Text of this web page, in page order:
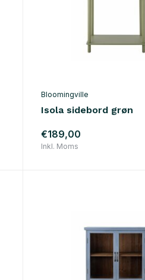
Bloomingville
Isola sidebord grøn
€189,00
Inkl. Moms